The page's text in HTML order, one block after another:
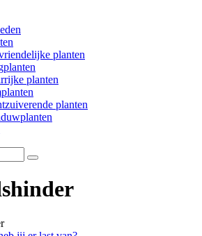
planten
planten
planten